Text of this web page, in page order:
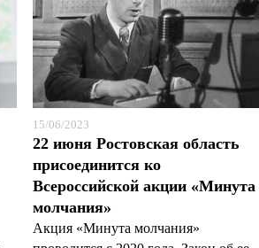
15/06/2023
22 июня Ростовская область
присоединится ко
Всероссийской акции «Минута
молчания»
Акция «Минута молчания»